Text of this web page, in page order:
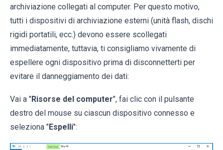
archiviazione collegati al computer. Per questo motivo,
tutti i dispositivi di archiviazione esterni (unità flash, dischi
rigidi portatili, ecc.) devono essere scollegati
immediatamente, tuttavia, ti consigliamo vivamente di
espellere ogni dispositivo prima di disconnetterti per
evitare il danneggiamento dei dati:
Vai a "Risorse del computer", fai clic con il pulsante
destro del mouse su ciascun dispositivo connesso e
seleziona "Espelli":